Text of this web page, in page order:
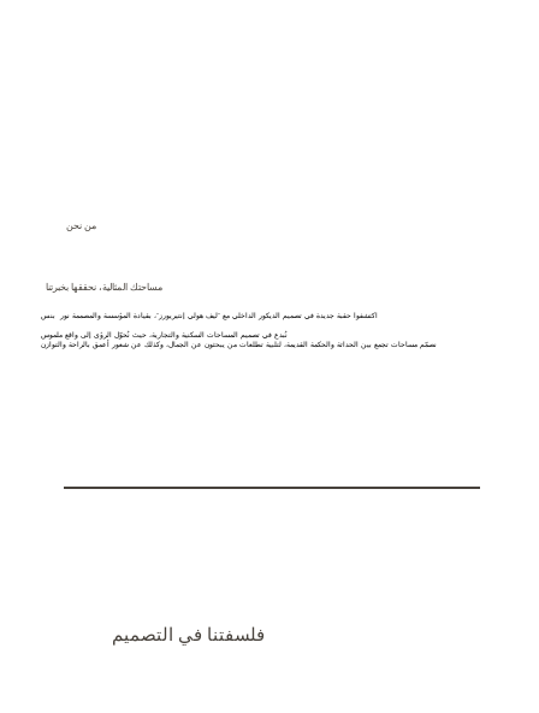
من نحن
مساحتك المثالية، نحققها بخبرتنا
اكتشفوا حقبة جديدة في تصميم الديكور الداخلي مع "ليف هولي إنتيريورز"، بقيادة المؤسسة والمصممة نور بنس
نُبدع في تصميم المساحات السكنية والتجارية، حيث نُحوّل الرؤى إلى واقع ملموس
نصمّم مساحات تجمع بين الحداثة والحكمة القديمة، لتلبية تطلعات من يبحثون عن الجمال، وكذلك عن شعور أعمق بالراحة والتوازن
التصميم الداخلي الشامل
فلسفتنا في التصميم